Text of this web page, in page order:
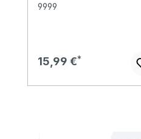
9999
Regulärer Preis:
15,99 €